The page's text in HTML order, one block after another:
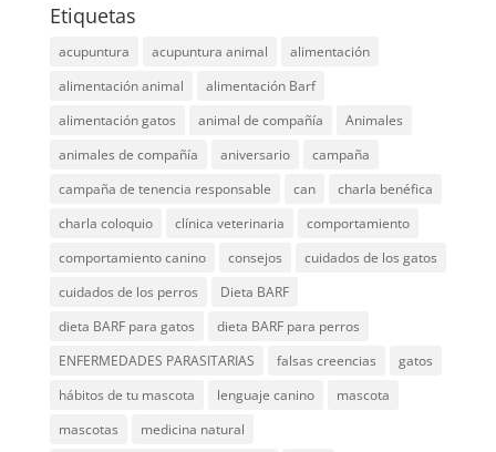
Etiquetas
acupuntura acupuntura animal
alimentación
alimentación animal
alimentación Barf
alimentación gatos
animal de compañía
Animales
animales de compañía
aniversario
campaña
campaña de tenencia responsable
can
charla benéfica
charla coloquio
clínica veterinaria
comportamiento
comportamiento canino
consejos
cuidados de los gatos
cuidados de los perros
Dieta BARF
dieta BARF para gatos
dieta BARF para perros
ENFERMEDADES PARASITARIAS
falsas creencias
gatos
hábitos de tu mascota
lenguaje canino
mascota
mascotas
medicina natural